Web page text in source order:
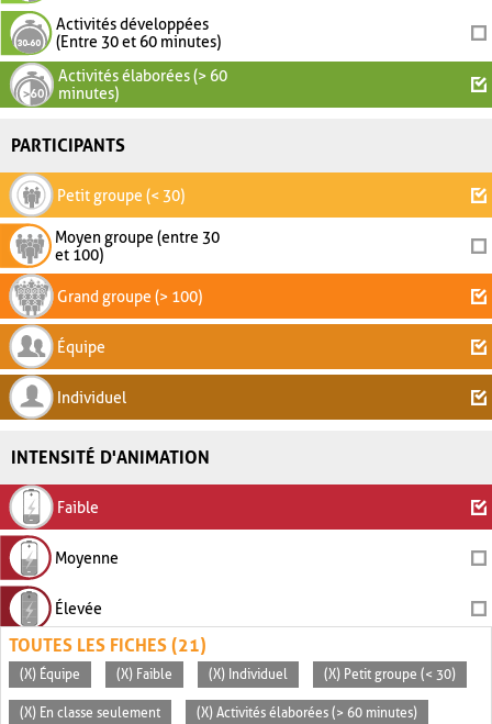
Activités développées
(Entre 30 et 60 minutes)
Activités élaborées (> 60
minutes)
PARTICIPANTS
Petit groupe (< 30)
Moyen groupe (entre 30
et 100)
Grand groupe (> 100)
Équipe
Individuel
INTENSITÉ D'ANIMATION
Faible
Moyenne
Élevée
TOUTES LES FICHES (21)
(X) Équipe (X) Faible (X) Individuel (X) Petit groupe (< 30)
(X) En classe seulement (X) Activités élaborées (> 60 minutes)